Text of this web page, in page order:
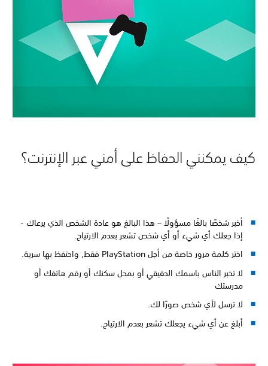
كيف يمكنني الحفاظ على أمني عبر الإنترنت؟
أخبر شخصًا بالغًا مسؤولًا – هذا البالغ هو عادة الشخص الذي يرعاك -
إذا جعلك أي شيء أو أي شخص تشعر بعدم الارتياح.
اختر كلمة مرور خاصة من أجل PlayStation فقط, واحتفظ بها سرية.
لا تخبر الناس باسمك الحقيقي أو بمحل سكنك أو رقم هاتفك أو
مدرستك
لا ترسل لأي شخص صورًا لك.
أبلغ عن أي شيء يجعلك تشعر بعدم الارتياح.